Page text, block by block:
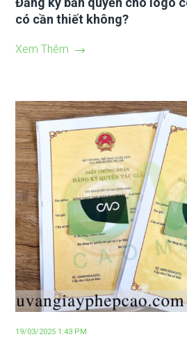
có cần thiết không?
Xem Thêm
19/03/2025 1:43 PM